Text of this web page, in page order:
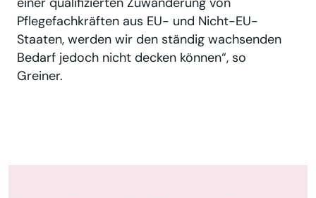
Pflegefachkräften aus EU- und Nicht-EU-
Staaten, werden wir den ständig wachsenden
Bedarf jedoch nicht decken können“, so
Greiner.